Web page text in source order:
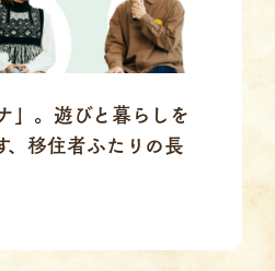
」。遊びと暮らしを
、移住者ふたりの長